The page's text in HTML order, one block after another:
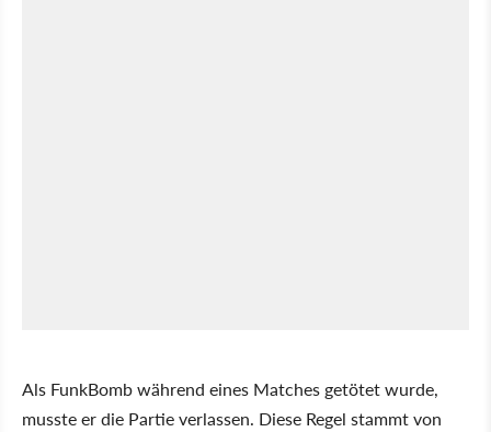
Als FunkBomb während eines Matches getötet wurde,
musste er die Partie verlassen. Diese Regel stammt von